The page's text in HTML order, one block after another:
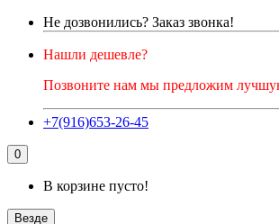
Не дозвонились? Заказ звонка!
Нашли дешевле?
Позвоните нам мы предложим
+7(916)653-26-45
0
В корзине пусто!
Везде